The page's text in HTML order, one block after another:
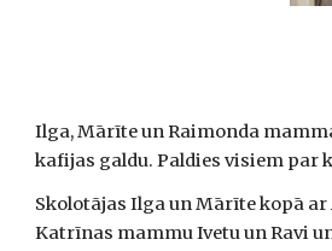
Ilga, Mārīte un Raimonda
kafijas galdu. Paldies visiem par
Skolotājas Ilga un Mārīte kopā ar
Katrīnas mammu Ivetu un Ravi